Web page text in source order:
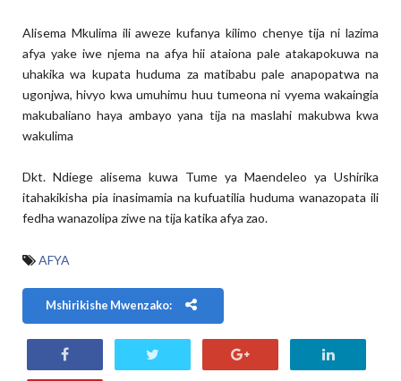
Alisema Mkulima ili aweze kufanya kilimo chenye tija ni lazima
afya yake iwe njema na afya hii ataiona pale atakapokuwa na
uhakika wa kupata huduma za matibabu pale anapopatwa na
ugonjwa, hivyo kwa umuhimu huu tumeona ni vyema wakaingia
makubaliano haya ambayo yana tija na maslahi makubwa kwa
wakulima
Dkt. Ndiege alisema kuwa Tume ya Maendeleo ya Ushirika
itahakikisha pia inasimamia na kufuatilia huduma wanazopata ili
fedha wanazolipa ziwe na tija katika afya zao.
AFYA
Mshirikishe Mwenzako: